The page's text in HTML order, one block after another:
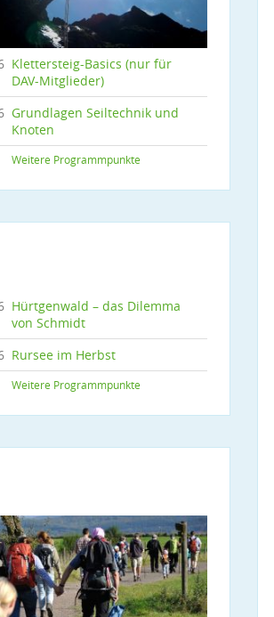
Klettersteig-Basics (nur für
DAV-Mitglieder)
Grundlagen Seiltechnik und
Knoten
Weitere Programmpunkte
Hürtgenwald – das Dilemma
von Schmidt
Rursee im Herbst
Weitere Programmpunkte